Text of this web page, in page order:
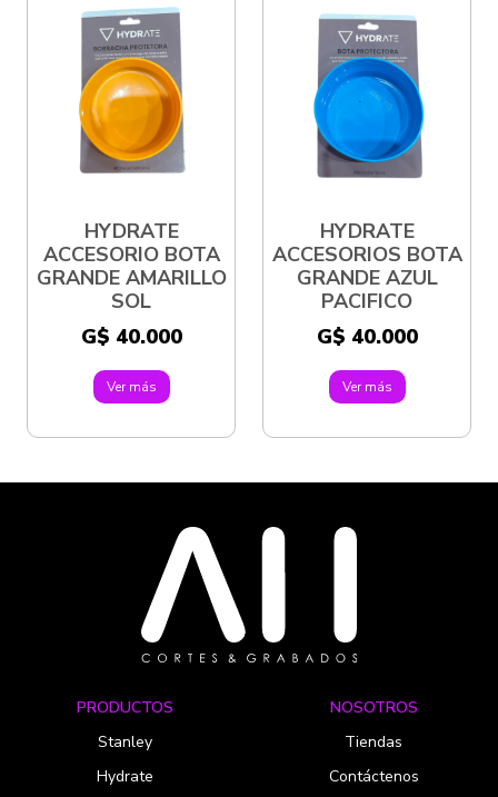
HYDRATE
ACCESORIO BOTA
GRANDE AMARILLO
SOL
G$ 40.000
Ver más
HYDRATE
ACCESORIOS BOTA
GRANDE AZUL
PACIFICO
G$ 40.000
Ver más
PRODUCTOS
Stanley
Hydrate
NOSOTROS
Tiendas
Contáctenos